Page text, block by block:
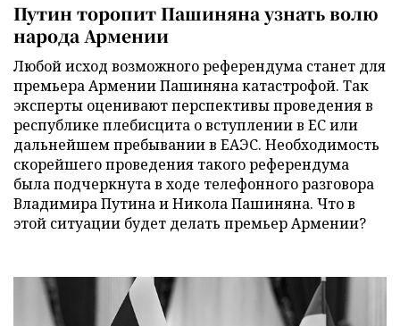
Путин торопит Пашиняна узнать волю
народа Армении
Любой исход возможного референдума станет для
премьера Армении Пашиняна катастрофой. Так
эксперты оценивают перспективы проведения в
республике плебисцита о вступлении в ЕС или
дальнейшем пребывании в ЕАЭС. Необходимость
скорейшего проведения такого референдума
была подчеркнута в ходе телефонного разговора
Владимира Путина и Никола Пашиняна. Что в
этой ситуации будет делать премьер Армении?